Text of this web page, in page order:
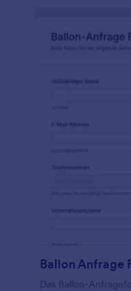
Ballon Anfrage
Das Ballon-